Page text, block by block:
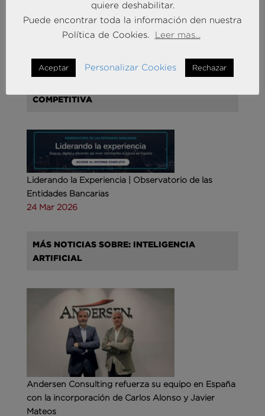
Andersen Consulting refuerza su crecimiento en
España con la incorporación de Francisco Puertas
como Socio Responsable de Human Capital
COMPETITIVA
Liderando la Experiencia | Observatorio de las
Entidades Bancarias
24 Mar 2026
MÁS NOTICIAS SOBRE: INTELIGENCIA
ARTIFICIAL
Andersen Consulting refuerza su equipo en España
con la incorporación de Carlos Alonso y Javier
Mateos
quiere deshabilitar.
Puede encontrar toda la información den nuestra
Política de Cookies.
Leer mas...
Aceptar Personalizar Cookies Rechazar